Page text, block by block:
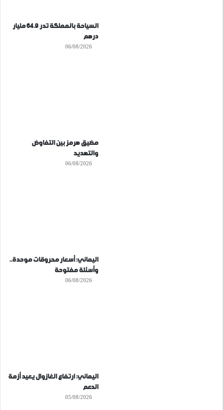
السياحة بالمملكة تدر 64.9 مليار
درهم
06/08/2026
مضيق هرمز بين التفاوض
والتهديد
06/08/2026
اليماني: أسعار محروقات موحدة..
وأسئلة مفتوحة
06/08/2026
اليماني: ارتفاع الغازوال يعيد أزمة
الدعم
05/08/2026